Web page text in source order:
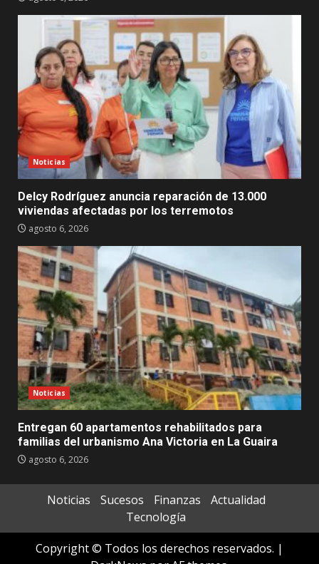
Noticias
Delcy Rodríguez anuncia reparación de 13.000
viviendas afectadas por los terremotos
agosto 6, 2026
Noticias
Entregan 60 apartamentos rehabilitados para
familias del urbanismo Ana Victoria en La Guaira
agosto 6, 2026
Noticias Sucesos Finanzas
Actualidad
Tecnología
Copyright © Todos los derechos reservados. |